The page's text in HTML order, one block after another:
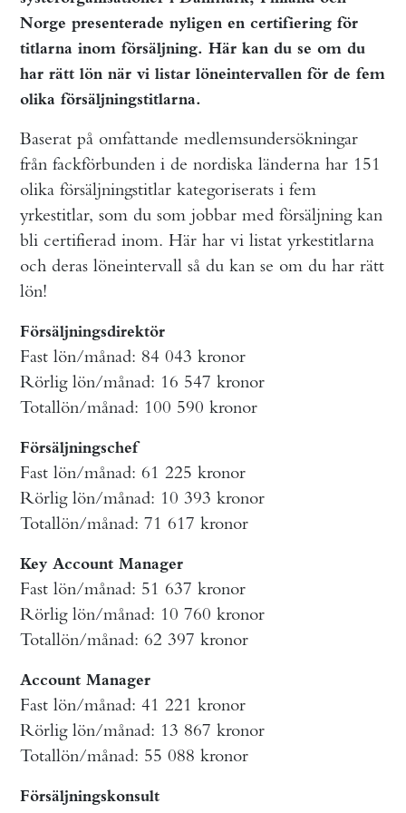
Norge presenterade nyligen en certifiering för
titlarna inom försäljning. Här kan du se om du
har rätt lön när vi listar löneintervallen för de fem
olika försäljningstitlarna.
Baserat på omfattande medlemsundersökningar
från fackförbunden i de nordiska länderna har 151
olika försäljningstitlar kategoriserats i fem
yrkestitlar, som du som jobbar med försäljning kan
bli certifierad inom. Här har vi listat yrkestitlarna
och deras löneintervall så du kan se om du har rätt
lön!
Försäljningsdirektör
Fast lön/månad: 84 043 kronor
Rörlig lön/månad: 16 547 kronor
Totallön/månad: 100 590 kronor
Försäljningschef
Fast lön/månad: 61 225 kronor
Rörlig lön/månad: 10 393 kronor
Totallön/månad: 71 617 kronor
Key Account Manager
Fast lön/månad: 51 637 kronor
Rörlig lön/månad: 10 760 kronor
Totallön/månad: 62 397 kronor
Account Manager
Fast lön/månad: 41 221 kronor
Rörlig lön/månad: 13 867 kronor
Totallön/månad: 55 088 kronor
Försäljningskonsult